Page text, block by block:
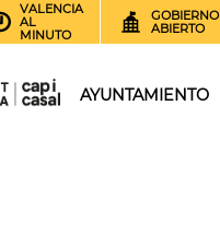
VALENCIA
AL
MINUTO
GOBIERNO
ABIERTO
AYUNTAMIENTO